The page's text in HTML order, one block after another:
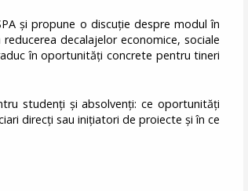
și propune o discuție despre modul în
decalajelor economice, sociale
în oportunități concrete pentru tineri
studenți și absolvenți: ce oportunități
direcți sau inițiatori de proiecte și în ce